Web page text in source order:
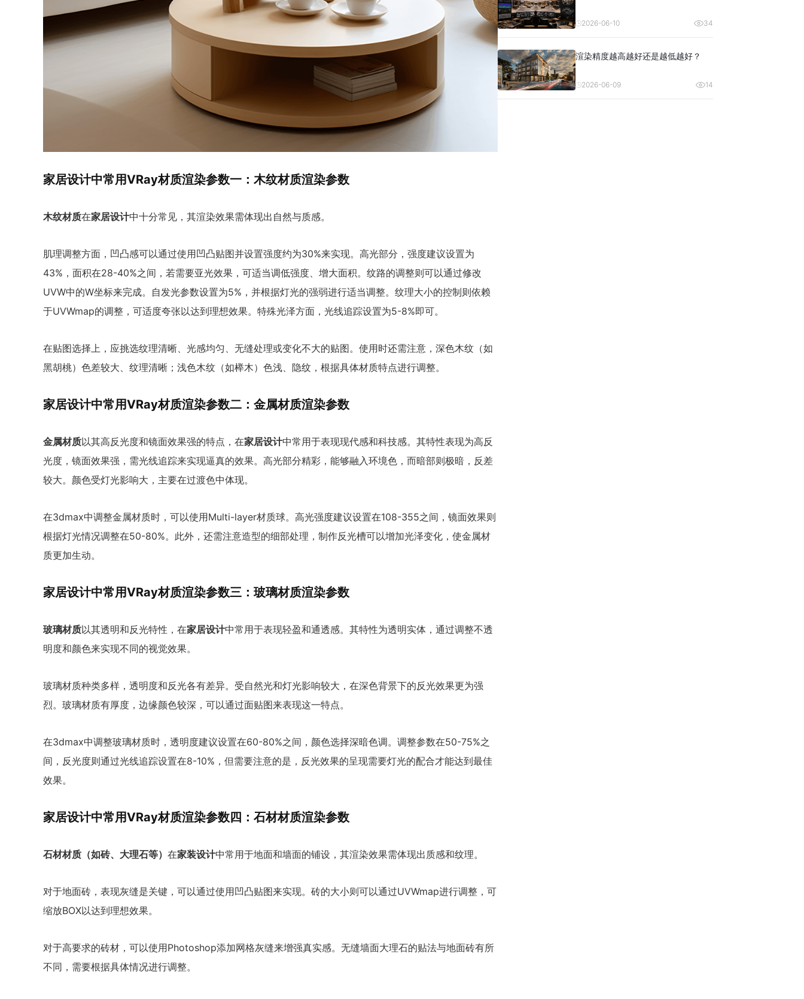
家居设计中常用VRay材质渲染参数一：木纹材质渲染参数
木纹材质在家居设计中十分常见，其渲染效果需体现出自然与质感。
肌理调整方面，凹凸感可以通过使用凹凸贴图并设置强度约为30%来实现。高光部分，强度建议设置为
43%，面积在28-40%之间，若需要亚光效果，可适当调低强度、增大面积。纹路的调整则可以通过修改
UVW中的W坐标来完成。自发光参数设置为5%，并根据灯光的强弱进行适当调整。纹理大小的控制则依赖
于UVWmap的调整，可适度夸张以达到理想效果。特殊光泽方面，光线追踪设置为5-8%即可。
在贴图选择上，应挑选纹理清晰、光感均匀、无缝处理或变化不大的贴图。使用时还需注意，深色木纹（如
黑胡桃）色差较大、纹理清晰；浅色木纹（如榉木）色浅、隐纹，根据具体材质特点进行调整。
家居设计中常用VRay材质渲染参数二：金属材质渲染参数
金属材质以其高反光度和镜面效果强的特点，在家居设计中常用于表现现代感和科技感。其特性表现为高反
光度，镜面效果强，需光线追踪来实现逼真的效果。高光部分精彩，能够融入环境色，而暗部则极暗，反差
较大。颜色受灯光影响大，主要在过渡色中体现。
在3dmax中调整金属材质时，可以使用Multi-layer材质球。高光强度建议设置在108-355之间，镜面效果则
根据灯光情况调整在50-80%。此外，还需注意造型的细部处理，制作反光槽可以增加光泽变化，使金属材
质更加生动。
家居设计中常用VRay材质渲染参数三：玻璃材质渲染参数
玻璃材质以其透明和反光特性，在家居设计中常用于表现轻盈和通透感。其特性为透明实体，通过调整不透
明度和颜色来实现不同的视觉效果。
玻璃材质种类多样，透明度和反光各有差异。受自然光和灯光影响较大，在深色背景下的反光效果更为强
烈。玻璃材质有厚度，边缘颜色较深，可以通过面贴图来表现这一特点。
在3dmax中调整玻璃材质时，透明度建议设置在60-80%之间，颜色选择深暗色调。调整参数在50-75%之
间，反光度则通过光线追踪设置在8-10%，但需要注意的是，反光效果的呈现需要灯光的配合才能达到最佳
效果。
家居设计中常用VRay材质渲染参数四：石材材质渲染参数
石材材质（如砖、大理石等） 在家装设计中常用于地面和墙面的铺设，其渲染效果需体现出质感和纹理。
对于地面砖，表现灰缝是关键，可以通过使用凹凸贴图来实现。砖的大小则可以通过UVWmap进行调整，可
缩放BOX以达到理想效果。
对于高要求的砖材，可以使用Photoshop添加网格灰缝来增强真实感。无缝墙面大理石的贴法与地面砖有所
不同，需要根据具体情况进行调整。
2026-06-10 34
渲染精度越高越好还是越低越好？
2026-06-09 14